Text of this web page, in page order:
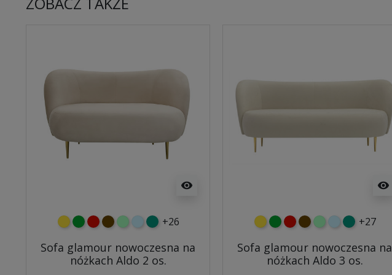
visibility
żółtyzielonyczerwony
czekoladowy
miętowybłękitny
turkusowy
+26
Sofa glamour nowoczesna na
nóżkach Aldo 2 os.
visibility
żółtyzielonyczerwony
czekoladowy
miętowybłękitny
turkusowy
+27
Sofa glamour nowoczesna na
nóżkach Aldo 3 os.